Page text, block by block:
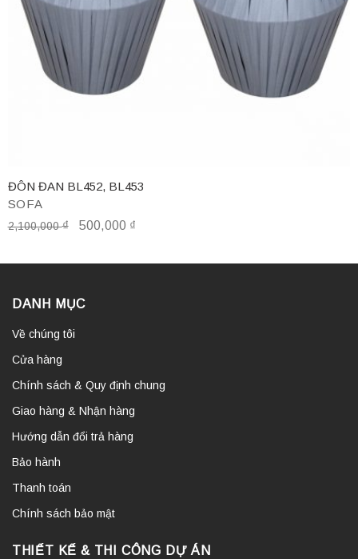
SOFA
ĐÔN ĐAN BL452, BL453
2,100,000₫ 500,000 ₫
DANH MỤC
Về chúng tôi
Cửa hàng
Chính sách & Quy định chung
Giao hàng & Nhận hàng
Hướng dẫn đổi trả hàng
Bảo hành
Thanh toán
Chính sách bảo mật
THIẾT KẾ & THI CÔNG DỰ ÁN